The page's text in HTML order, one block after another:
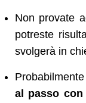
Non provate
potreste
svolgerà in
al passo con